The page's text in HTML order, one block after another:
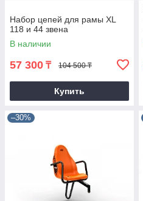
Набор цепей для рамы XL
118 и 44 звена
В наличии
57 300 ₸ 104 500 ₸
Купить
–30%